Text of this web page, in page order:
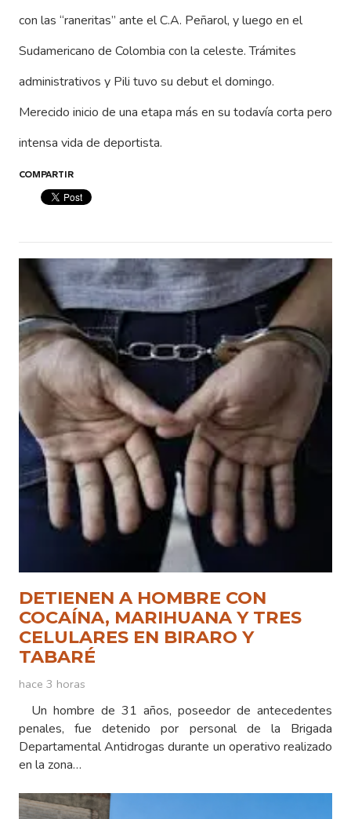
con las “raneritas” ante el C.A. Peñarol, y luego en el
Sudamericano de Colombia con la celeste. Trámites
administrativos y Pili tuvo su debut el domingo.
Merecido inicio de una etapa más en su todavía corta pero
intensa vida de deportista.
COMPARTIR
DETIENEN A HOMBRE CON
COCAÍNA, MARIHUANA Y TRES
CELULARES EN BIRARO Y
TABARÉ
hace 3 horas
Un hombre de 31 años, poseedor de antecedentes
penales, fue detenido por personal de la Brigada
Departamental Antidrogas durante un operativo realizado
en la zona…